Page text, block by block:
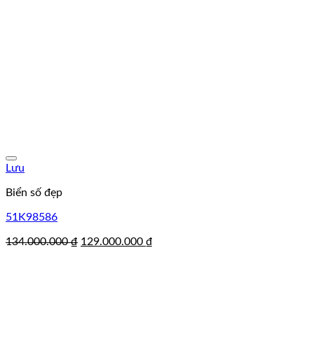
Lưu
Biển số đẹp
51K98586
134.000.000₫ Giá
129.000.000 ₫